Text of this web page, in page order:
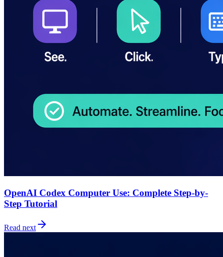
OpenAI Codex Computer Use: Complete Step-by-
Step Tutorial
Read next